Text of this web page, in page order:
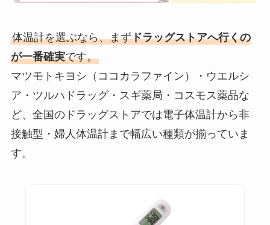
体温計を選ぶなら、まずドラッグストアへ行くの
が一番確実です。
マツモトキヨシ（ココカラファイン）・ウエルシ
ア・ツルハドラッグ・スギ薬局・コスモス薬品な
ど、全国のドラッグストアでは電子体温計から非
接触型・婦人体温計まで幅広い種類が揃っていま
す。